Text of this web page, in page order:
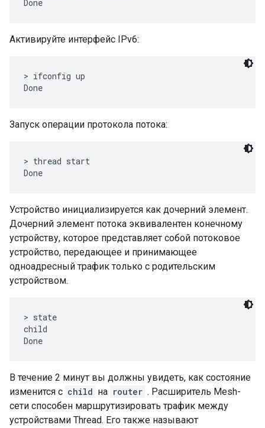
Активируйте интерфейс IPv6:
> ifconfig up
Запуск операции протокола потока:
> thread start
Устройство инициализируется как дочерний элемент.
Дочерний элемент потока эквивалентен конечному
устройству, которое представляет собой потоковое
устройство, передающее и принимающее
одноадресный трафик только с родительским
устройством.
> state
child
В течение 2 минут вы должны увидеть, как состояние
изменится с child на router . Расширитель Mesh-
сети способен маршрутизировать трафик между
устройствами Thread. Его также называют